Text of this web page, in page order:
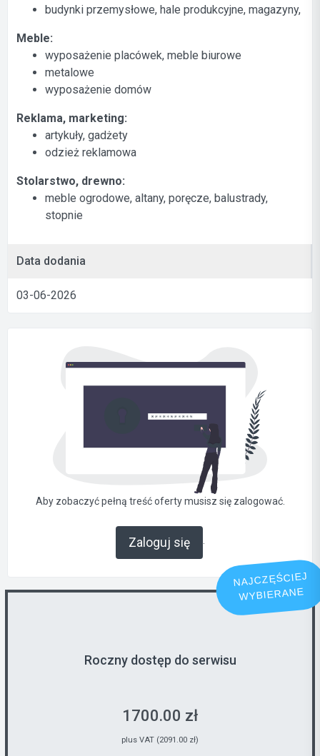
budynki przemysłowe, hale produkcyjne, magazyny,
Meble:
wyposażenie placówek, meble biurowe
metalowe
wyposażenie domów
Reklama, marketing:
artykuły, gadżety
odzież reklamowa
Stolarstwo, drewno:
meble ogrodowe, altany, poręcze, balustrady,
stopnie
Data dodania
03-06-2026
Aby zobaczyć pełną treść oferty musisz się zalogować.
Zaloguj się .
NAJCZĘŚCIEJ
WYBIERANE
Roczny dostęp do serwisu
1700.00 zł
plus VAT (2091.00 zł)